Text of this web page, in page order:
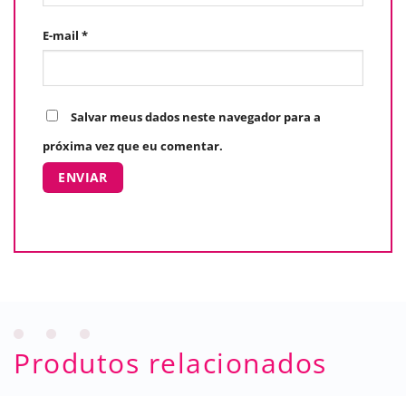
E-mail *
Salvar meus dados neste navegador para a
próxima vez que eu comentar.
Produtos relacionados